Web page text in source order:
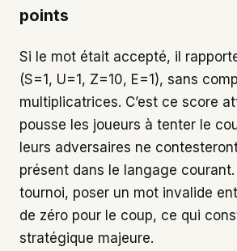
points
Si le mot était accepté, il
(S=1, U=1, Z=10, E=1), sans
multiplicatrices. C’est ce score
pousse les joueurs à tenter le
leurs adversaires ne
présent dans le langage
tournoi, poser un mot invalide
de zéro pour le coup, ce qui
stratégique majeure.